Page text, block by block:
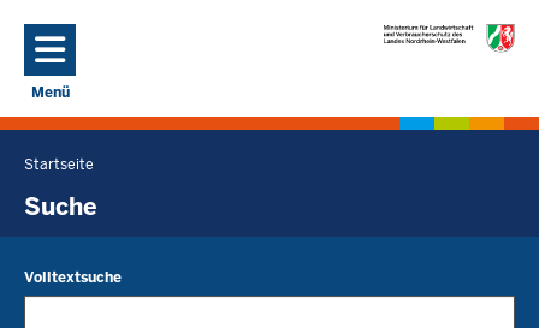
Menü
Navigation aktivieren/deaktivieren: Hauptmenü
Sie
befinden
Startseite
Suche
Volltextsuche